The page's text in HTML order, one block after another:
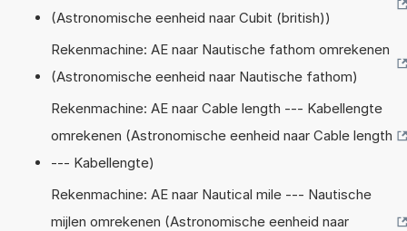
(Astronomische eenheid naar Cubit (british))
Rekenmachine: AE naar Nautische fathom omrekenen
(Astronomische eenheid naar Nautische fathom)
Rekenmachine: AE naar Cable length --- Kabellengte
omrekenen (Astronomische eenheid naar Cable length
--- Kabellengte)
Rekenmachine: AE naar Nautical mile --- Nautische
mijlen omrekenen (Astronomische eenheid naar